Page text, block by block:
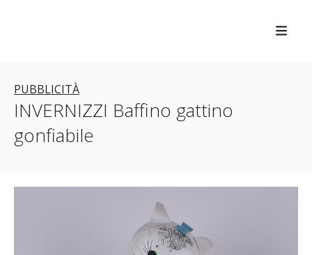
PUBBLICITÀ
INVERNIZZI Baffino gattino
gonfiabile